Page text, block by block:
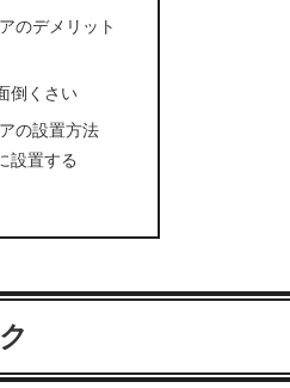
のデメリット
倒くさい
の設置方法
設置する